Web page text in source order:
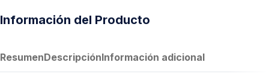
Información del Producto
ResumenDescripciónInformación adicional